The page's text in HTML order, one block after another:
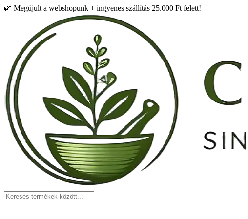
🌿 Megújult a webshopunk + ingyenes szállítás 25.000 Ft felett!